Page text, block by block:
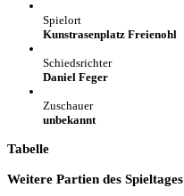
Spielort
Kunstrasenplatz Freienohl
Schiedsrichter
Daniel Feger
Zuschauer
unbekannt
Tabelle
Weitere Partien des Spieltages